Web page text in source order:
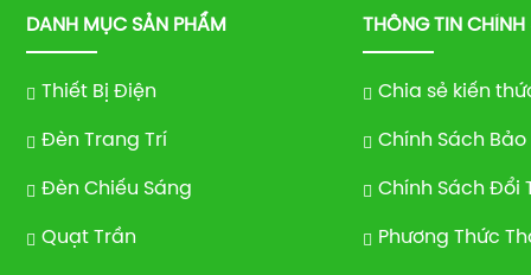
DANH MỤC SẢN PHẨM
Thiết Bị Điện
Đèn Trang Trí
Đèn Chiếu Sáng
Quạt Trần
THÔNG TIN CHÍNH
Chia sẻ kiến
Chính Sách Bảo
Chính Sách Đổi
Phương Thức